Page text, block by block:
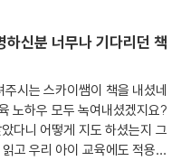
악하는 거예요. 머릿속에서
이는 과정을 말합니다. 두 번째
이해하고 추론하고 정리하
삼아 머릿속에서 잘 요리를 해
과정에서 필요한 게 우리말 문
으로써 타 교과를 공부할 시
지 고려한 커리큘럼을 제공
문가로서의 노하우를 담은 효
으로, 자기주도학습력을 키워
신분 너무나 기다리던 책
시는 스카이쌤이 책을 내셨네
노하우 모두 녹여내셨겠지요?
다니 어떻게 지도 하셨는지 그
고 우리 아이 교육에도 적용해